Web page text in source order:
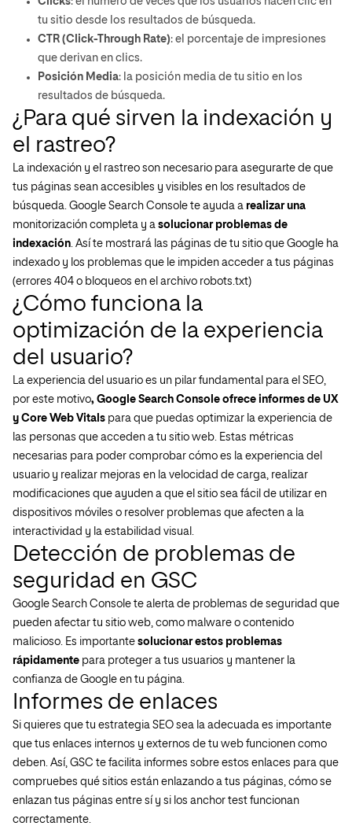
tu sitio desde los resultados de búsqueda.
CTR (Click-Through Rate): el porcentaje de impresiones
que derivan en clics.
Posición Media: la posición media de tu sitio en los
resultados de búsqueda.
¿Para qué sirven la indexación y
el rastreo?
La indexación y el rastreo son necesario para asegurarte de que
tus páginas sean accesibles y visibles en los resultados de
búsqueda. Google Search Console te ayuda a realizar una
monitorización completa y a solucionar problemas de
indexación. Así te mostrará las páginas de tu sitio que Google ha
indexado y los problemas que le impiden acceder a tus páginas
(errores 404 o bloqueos en el archivo robots.txt)
¿Cómo funciona la
optimización de la experiencia
del usuario?
La experiencia del usuario es un pilar fundamental para el SEO,
por este motivo, Google Search Console ofrece informes de UX
y Core Web Vitals para que puedas optimizar la experiencia de
las personas que acceden a tu sitio web. Estas métricas
necesarias para poder comprobar cómo es la experiencia del
usuario y realizar mejoras en la velocidad de carga, realizar
modificaciones que ayuden a que el sitio sea fácil de utilizar en
dispositivos móviles o resolver problemas que afecten a la
interactividad y la estabilidad visual.
Detección de problemas de
seguridad en GSC
Google Search Console te alerta de problemas de seguridad que
pueden afectar tu sitio web, como malware o contenido
malicioso. Es importante solucionar estos problemas
rápidamente para proteger a tus usuarios y mantener la
confianza de Google en tu página.
Informes de enlaces
Si quieres que tu estrategia SEO sea la adecuada es importante
que tus enlaces internos y externos de tu web funcionen como
deben. Así, GSC te facilita informes sobre estos enlaces para que
compruebes qué sitios están enlazando a tus páginas, cómo se
enlazan tus páginas entre sí y si los anchor test funcionan
correctamente.